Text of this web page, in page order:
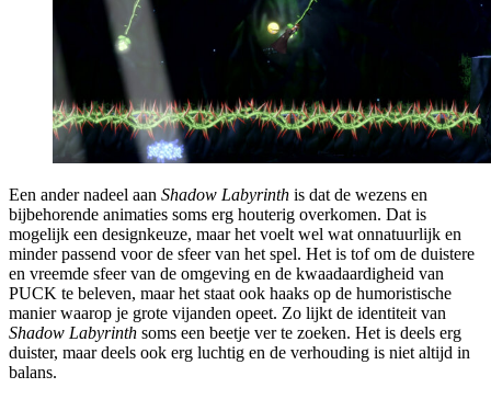
Een ander nadeel aan Shadow Labyrinth is dat de wezens en
bijbehorende animaties soms erg houterig overkomen. Dat is
mogelijk een designkeuze, maar het voelt wel wat onnatuurlijk en
minder passend voor de sfeer van het spel. Het is tof om de duistere
en vreemde sfeer van de omgeving en de kwaadaardigheid van
PUCK te beleven, maar het staat ook haaks op de humoristische
manier waarop je grote vijanden opeet. Zo lijkt de identiteit van
Shadow Labyrinth soms een beetje ver te zoeken. Het is deels erg
duister, maar deels ook erg luchtig en de verhouding is niet altijd in
balans.